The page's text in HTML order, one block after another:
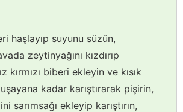
haşlayıp suyunu süzün,
zeytinyağını kızdırıp
kırmızı biberi ekleyin ve kısık
kadar karıştırarak pişirin,
sarımsağı ekleyip karıştırın,